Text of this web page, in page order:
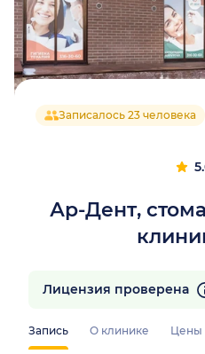
Ар-Дент,
Записалось 23 человека
Запись О клинике Цены
Лицензия проверена